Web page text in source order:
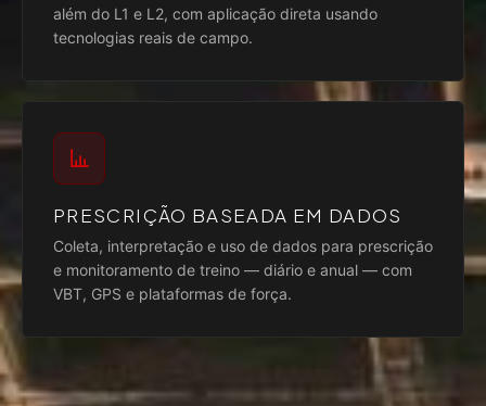
além do L1 e L2, com aplicação direta usando
tecnologias reais de campo.
PRESCRIÇÃO BASEADA EM DADOS
Coleta, interpretação e uso de dados para prescrição
e monitoramento de treino — diário e anual — com
VBT, GPS e plataformas de força.